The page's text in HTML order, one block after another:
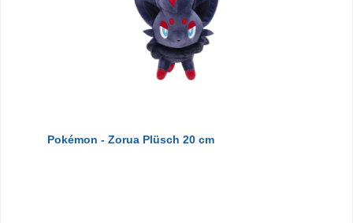
Pokémon - Zorua Plüsch 20 cm